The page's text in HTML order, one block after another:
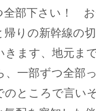
部下さい！ お
帰りの新幹線の
きます、地元ま
、一部ずつ全部
ところで言い